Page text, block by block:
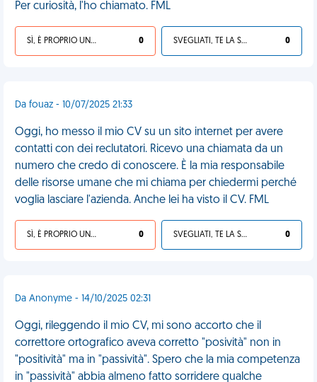
Per curiosità, l'ho chiamato. FML
SÌ, È PROPRIO UNA VDM! 0 SVEGLIATI, TE LA SEI CERCATA! 0
Da fouaz - 10/07/2025 21:33
Oggi, ho messo il mio CV su un sito internet per avere
contatti con dei reclutatori. Ricevo una chiamata da un
numero che credo di conoscere. È la mia responsabile
delle risorse umane che mi chiama per chiedermi perché
voglia lasciare l'azienda. Anche lei ha visto il CV. FML
SÌ, È PROPRIO UNA VDM! 0 SVEGLIATI, TE LA SEI CERCATA! 0
Da Anonyme - 14/10/2025 02:31
Oggi, rileggendo il mio CV, mi sono accorto che il
correttore ortografico aveva corretto "posività" non in
"positività" ma in "passività". Spero che la mia competenza
in "passività" abbia almeno fatto sorridere qualche